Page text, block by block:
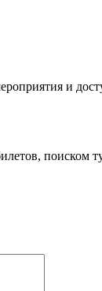
и
поиском